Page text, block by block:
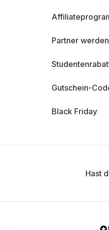
Partner werden
Gutschein-
Black Friday
Hast